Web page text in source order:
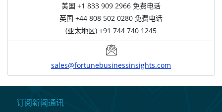
美国 +1 833 909 2966 免费电话
英国 +44 808 502 0280 免费电话
(亚太地区) +91 744 740 1245
sales@fortunebusinessinsights.com
订阅新闻通讯